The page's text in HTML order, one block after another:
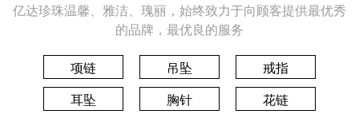
亿达珍珠温馨、雅洁、瑰丽，始终致力于向顾客提供最优秀
的品牌，最优良的服务
项链 吊坠
戒指
耳坠
胸针 花链